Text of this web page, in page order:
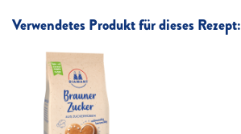
Verwendetes Produkt für dieses Rezept: